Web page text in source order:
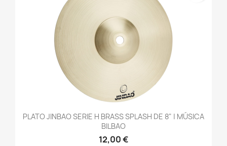
PLATO JINBAO SERIE H BRASS SPLASH DE 8" | MÚSICA
BILBAO
12,00 €